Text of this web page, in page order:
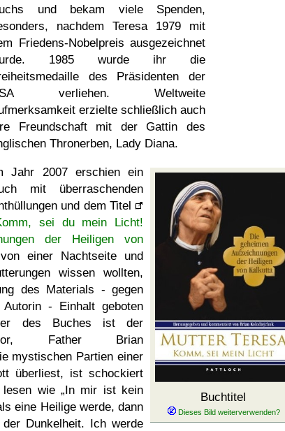
und bekam viele Spenden,
nachdem Teresa 1979 mit
Friedens-Nobelpreis ausgezeichnet
1985 wurde ihr die
des Präsidenten der
verliehen. Weltweite
erzielte schließlich auch
Freundschaft mit der Gattin des
Thronerben, Lady Diana.
Buchtitel
Jahr 2007 erschien ein
mit überraschenden
und dem Titel
sei du mein Licht!
der Heiligen von
einer Nachtseite und
wissen wollten,
des Materials - gegen
- Einhalt geboten
des Buches ist der
Father Brian
mystischen Partien einer
überliest, ist schockiert
wie
In mir ist kein
eine Heilige werde, dann
Dunkelheit. Ich werde